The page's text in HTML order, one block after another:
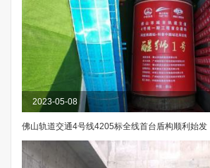
2023-05-08
佛山轨道交通4号线4205标全线首台盾构顺利始发